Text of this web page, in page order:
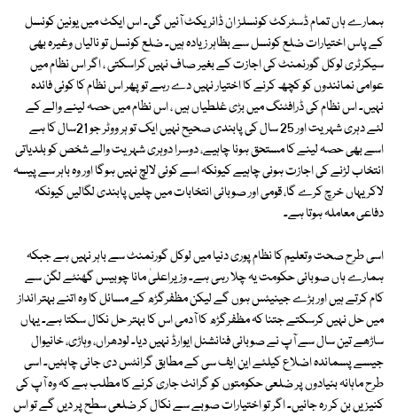
ہمارے ہاں تمام ڈسٹرکٹ کونسلز ان ڈائریکٹ آئیں گی۔ اس ایکٹ میں یونین کونسل
کے پاس اختیارات ضلع کونسل سے بظاہر زیادہ ہیں۔ ضلع کونسل تو نالیاں وغیرہ بھی
سیکرٹری لوکل گورنمنٹ کی اجازت کے بغیر صاف نہیں کراسکتی ، اگر اس نظام میں
عوامی نمائندوں کو کچھ کرنے کا اختیار نہیں دے رہے تو پھر اس نظام کا کوئی فائدہ
نہیں۔ اس نظام کی ڈرافٹنگ میں بڑی غلطیاں ہیں ، اس نظام میں حصہ لینے والے کے
لئے دہری شہریت اور 25 سال کی پابندی صحیح نہیں ایک تو ہر ووٹر جو 21سال کا ہے
اسے بھی حصہ لینے کا مستحق ہونا چاہیے، دوسرا دوہری شہریت والے شخص کو بلدیاتی
انتخاب لڑنے کی اجازت ہونی چاہیے کیونکہ اسے کوئی لالچ نہیں ہوگا اور وہ باہر سے پیسہ
لاکر یہاں خرچ کرے گا، قومی اور صوبائی انتخابات میں چلیں پابندی لگالیں کیونکہ
دفاعی معاملہ ہوتا ہے۔
اسی طرح صحت وتعلیم کا نظام پوری دنیا میں لوکل گورنمنٹ سے باہر نہیں ہے جبکہ
ہمارے ہاں صوبائی حکومت یہ چلا رہی ہے۔ وزیراعلیٰ مانا چوبیس گھنٹے لگن سے
کام کرتے ہیں اور بڑے جینیئس ہوں گے لیکن مظفرگڑھ کے مسائل کا وہ اتنے بہتر انداز
میں حل نہیں کرسکتے جتنا کہ مظفرگڑھ کا آدمی اس کا بہتر حل نکال سکتا ہے۔ یہاں
ساڑھے تین سال سے آپ نے صوبائی فنانشنل ایوارڈ نہیں دیا۔ لودھراں، وہاڑی، خانیوال
جیسے پسماندہ اضلاع کیلئے این ایف سی کے مطابق گرانٹس دی جانی چاہئیں۔ اسی
طرح ماہانہ بنیادوں پر ضلعی حکومتوں کو گرانٹ جاری کرنے کا مطلب ہے کہ وہ آپ کی
کنیزیں بن کر رہ جائیں۔ اگر تو اختیارات صوبے سے نکال کر ضلعی سطح پر دیں گے تو اس